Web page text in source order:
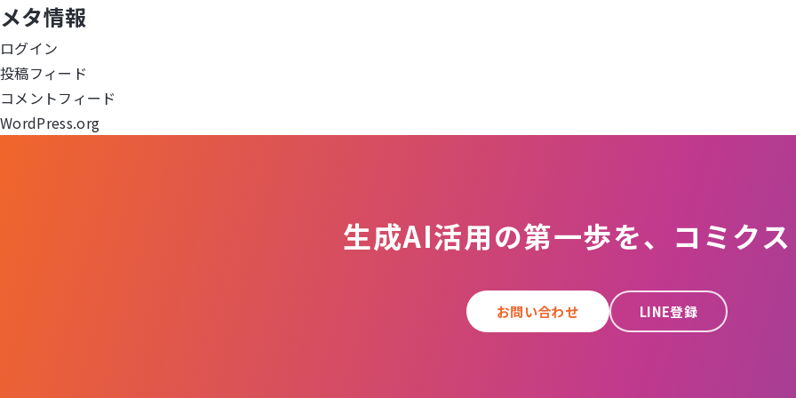
ー
シ
ョ
ン
メタ情報
ログイン
投稿フィード
コメントフィード
WordPress.org
生成AI活用の第一歩を、コミク
お問い合わせ LINE登録